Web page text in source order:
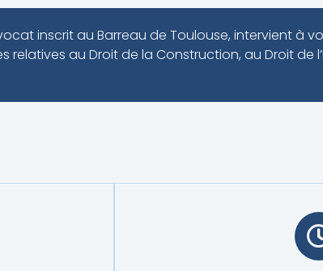
inscrit au Barreau de Toulouse, intervient à
au Droit de la Construction, au Droit de